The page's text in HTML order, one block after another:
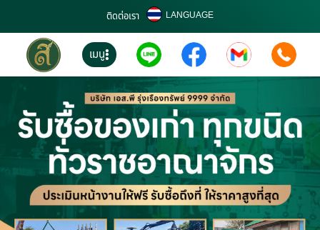
ติดต่อเรา LANGUAGE
เมนู